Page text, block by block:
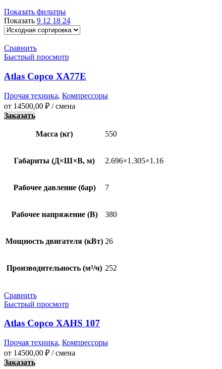
Показать фильтры
Показать 9 12 18 24
Сравнить
Быстрый просмотр
Atlas Copco XA77E
Прочая техника, Компрессоры
от 14500,00 ₽ / смена
Заказать
Масса (кг) 550
Габариты (Д×Ш×В, м) 2.696×1.305×1.16
Рабочее давление (бар) 7
Рабочее напряжение (В) 380
Мощность двигателя (кВт) 26
Производительность (м³/ч) 252
Сравнить
Быстрый просмотр
Atlas Copco XAHS 107
Прочая техника, Компрессоры
от 14500,00 ₽ / смена
Заказать